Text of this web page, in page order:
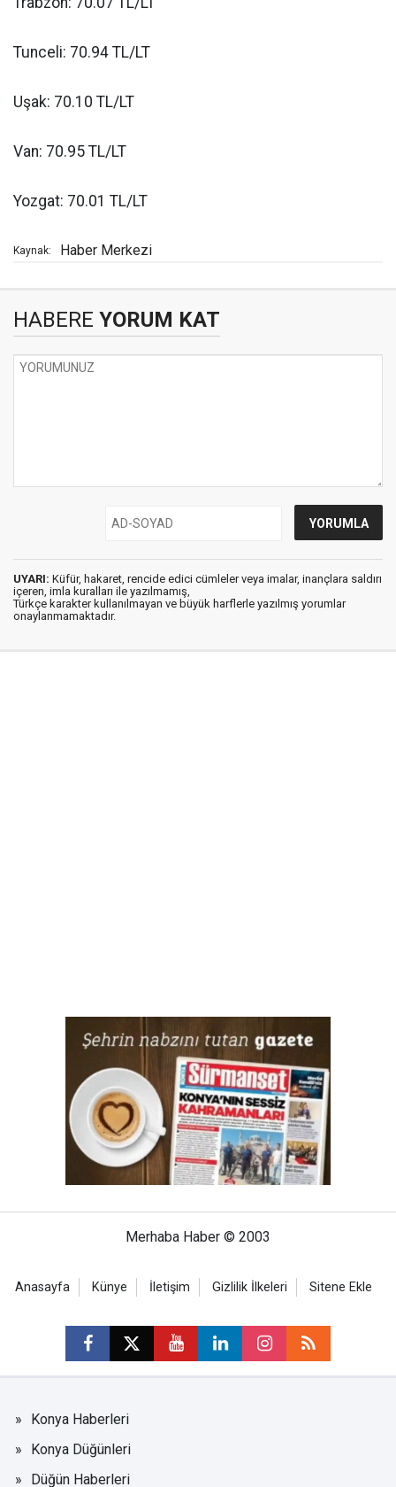
Tunceli: 70.94 TL/LT
Uşak: 70.10 TL/LT
Van: 70.95 TL/LT
Yozgat: 70.01 TL/LT
Kaynak: Haber Merkezi
HABERE YORUM KAT
UYARI: Küfür, hakaret, rencide edici cümleler veya imalar, inançlara saldırı
içeren, imla kuralları ile yazılmamış,
Türkçe karakter kullanılmayan ve büyük harflerle yazılmış yorumlar
onaylanmamaktadır.
Merhaba Haber © 2003
Anasayfa Künye İletişim Gizlilik İlkeleri Sitene Ekle
Konya Haberleri
Konya Düğünleri
Düğün Haberleri